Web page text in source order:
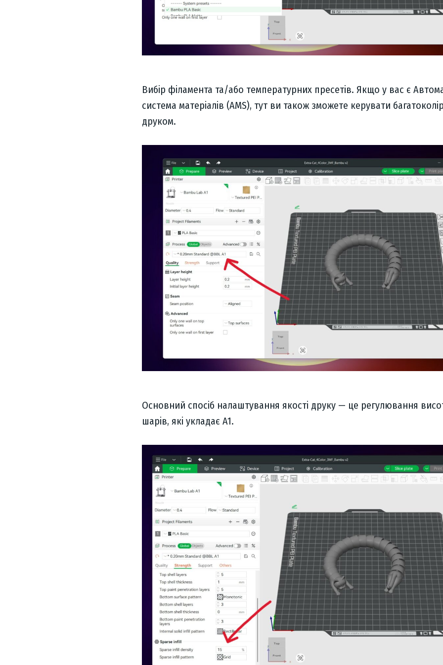
Вибір філамента та/або температурних пресетів. Якщо у вас є
система матеріалів (AMS), тут ви також зможете керувати
друком.
Основний спосіб налаштування якості друку — це регулювання
шарів, які укладає A1.